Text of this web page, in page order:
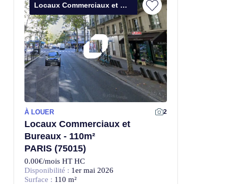
Locaux Commerciaux et Bureaux
À LOUER 2
Locaux Commerciaux et
Bureaux - 110m²
PARIS (75015)
0.00€/mois HT HC
Disponibilité : 1er mai 2026
Surface : 110 m²